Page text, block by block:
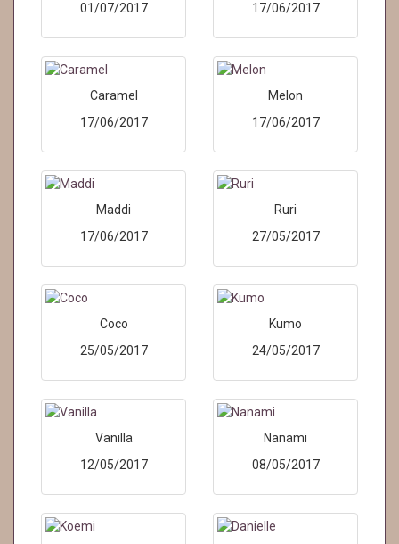
01/07/2017
17/06/2017
Caramel
17/06/2017
Melon
17/06/2017
Maddi
17/06/2017
Ruri
27/05/2017
Coco
25/05/2017
Kumo
24/05/2017
Vanilla
12/05/2017
Nanami
08/05/2017